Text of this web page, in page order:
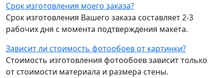
Срок изготовления моего заказа?
Срок изготовления Вашего заказа составляет 2-3
рабочих дня с момента подтверждения макета.
Зависит ли стоимость фотообоев от картинки?
Стоимость изготовления фотообоев зависит только
от стоимости материала и размера стены.